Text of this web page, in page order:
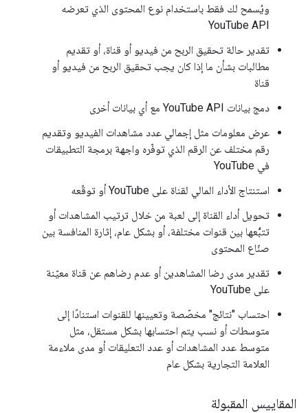
ويُسمح لك فقط باستخدام نوع المحتوى الذي تعرضه
YouTube API
تقدير حالة تحقيق الربح من فيديو أو قناة، أو تقديم
مطالبات بشأن ما إذا كان يجب تحقيق الربح من فيديو أو
قناة
دمج بيانات YouTube API مع أي بيانات أخرى
عرض معلومات مثل إجمالي عدد مشاهدات الفيديو وتقديم
رقم مختلف عن الرقم الذي توفّره واجهة برمجة التطبيقات
في YouTube
استنتاج الأداء المالي لقناة على YouTube أو توقّعه
تحويل أداء القناة إلى لعبة من خلال ترتيب المشاهدات أو
تتبُّعها بين قنوات مختلفة، أو بشكل عام، إثارة المنافسة بين
صنّاع المحتوى
تقدير مدى رضا المشاهدين أو عدم رضاهم عن قناة معيّنة
على YouTube
احتساب "نتائج" مخصّصة وتعيينها للقنوات استنادًا إلى
متوسطات أو نسب يتم احتسابها بشكل مستقل، مثل
متوسط عدد المشاهدات أو عدد التعليقات أو مدى ملاءمة
العلامة التجارية بشكل عام
المقاييس المقبولة